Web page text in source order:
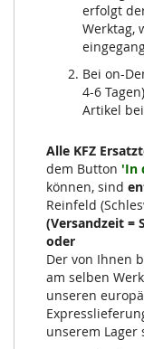
erfolgt
Werktag,
Bei on-
4-6
Artikel
Alle KFZ
dem Button 'In
können, sind
Reinfeld
(Versandzeit =
oder
Der von Ihnen
am selben
unseren
unserem Lager